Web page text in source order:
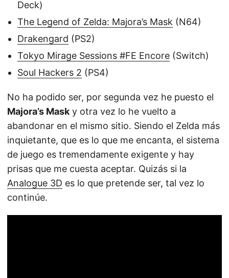
Deck)
The Legend of Zelda: Majora’s Mask (N64)
Drakengard (PS2)
Tokyo Mirage Sessions #FE Encore (Switch)
Soul Hackers 2 (PS4)
No ha podido ser, por segunda vez he puesto el
Majora’s Masky otra vez lo he vuelto a
abandonar en el mismo sitio. Siendo el Zelda más
inquietante, que es lo que me encanta, el sistema
de juego es tremendamente exigente y hay
prisas que me cuesta aceptar. Quizás si la
Analogue 3D es lo que pretende ser, tal vez lo
continúe.